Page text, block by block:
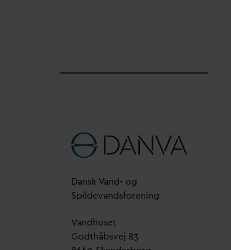
Dansk Vand- og
Spildevandsforening
Vandhuset
Godthåbsvej 83